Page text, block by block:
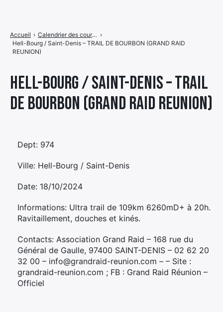
Hell-Bourg / Saint-Denis – TRAIL
DE BOURBON (GRAND RAID REUNION)
Accueil › Calendrier des courses ›
Hell-Bourg / Saint-Denis – TRAIL DE BOURBON (GRAND RAID
REUNION)
Dept: 974
Ville: Hell-Bourg / Saint-Denis
Date: 18/10/2024
Informations: Ultra trail de 109km 6260mD+ à 20h.
Ravitaillement, douches et kinés.
Contacts: Association Grand Raid – 168 rue du
Général de Gaulle, 97400 SAINT-DENIS – 02 62 20
32 00 – info@grandraid-reunion.com – – Site :
grandraid-reunion.com ; FB : Grand Raid Réunion –
Officiel
menude
menu
de
menu